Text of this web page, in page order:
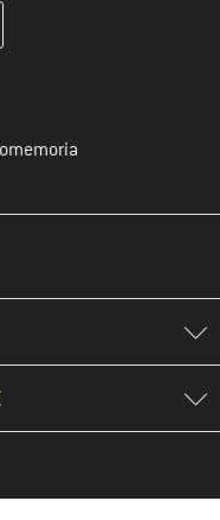
il tuo account cliente